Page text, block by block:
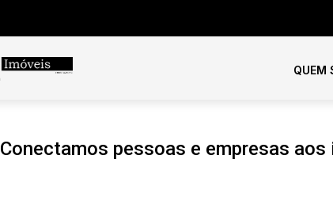
QUEM
Conectamos pessoas e empresas